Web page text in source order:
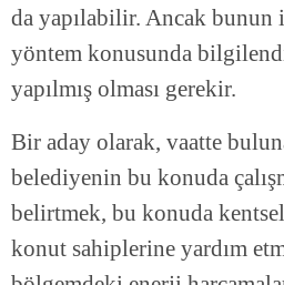
da yapılabilir. Ancak bunun
yöntem konusunda
yapılmış olması gerekir.
Bir aday olarak, vaatte
belediyenin bu konuda
belirtmek, bu konuda
konut sahiplerine yardım